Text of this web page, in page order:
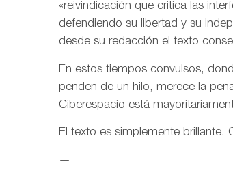
«reivindicación que critica las
defendiendo su libertad y su
desde su redacción el texto
En estos tiempos convulsos,
penden de un hilo, merece la
Ciberespacio está
El texto es simplemente brillante.
—